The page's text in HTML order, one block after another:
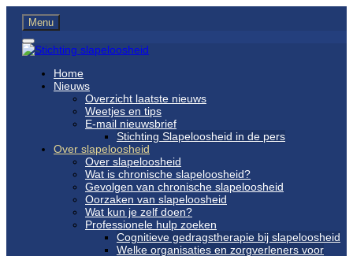
Menu
Home
Nieuws
Overzicht laatste nieuws
Weetjes en tips
E-mail nieuwsbrief
Stichting Slapeloosheid in de pers
Over slapeloosheid
Over slapeloosheid
Wat is chronische slapeloosheid?
Gevolgen van chronische slapeloosheid
Oorzaken van slapeloosheid
Wat kun je zelf doen?
Professionele hulp zoeken
Cognitieve gedragstherapie bij slapeloosheid
Welke organisaties en zorgverleners voor